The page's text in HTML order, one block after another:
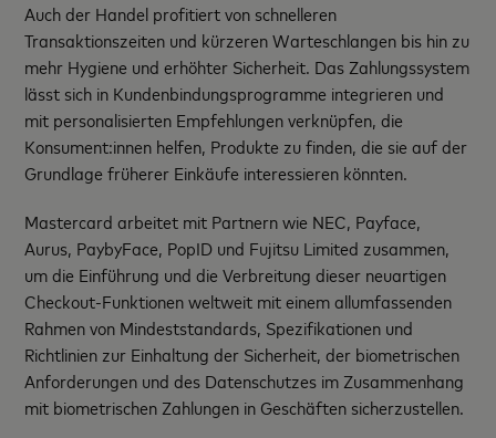
Auch der Handel profitiert von schnelleren
Transaktionszeiten und kürzeren Warteschlangen bis hin zu
mehr Hygiene und erhöhter Sicherheit. Das Zahlungssystem
lässt sich in Kundenbindungsprogramme integrieren und
mit personalisierten Empfehlungen verknüpfen, die
Konsument:innen helfen, Produkte zu finden, die sie auf der
Grundlage früherer Einkäufe interessieren könnten.
Mastercard arbeitet mit Partnern wie NEC, Payface,
Aurus, PaybyFace, PopID und Fujitsu Limited zusammen,
um die Einführung und die Verbreitung dieser neuartigen
Checkout-Funktionen weltweit mit einem allumfassenden
Rahmen von Mindeststandards, Spezifikationen und
Richtlinien zur Einhaltung der Sicherheit, der biometrischen
Anforderungen und des Datenschutzes im Zusammenhang
mit biometrischen Zahlungen in Geschäften sicherzustellen.